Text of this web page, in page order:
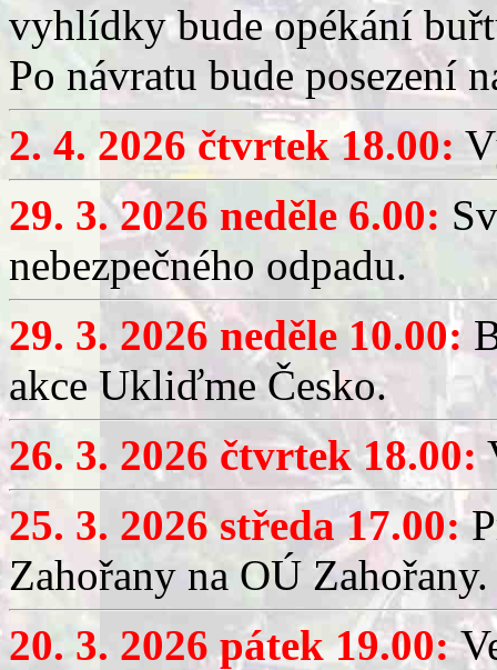
vyhlídky bude opékání
Po návratu bude posezení
2. 4. 2026 čtvrtek 18.00:
29. 3. 2026 neděle 6.00:
nebezpečného odpadu.
29. 3. 2026 neděle 10.00:
akce Ukliďme Česko.
26. 3. 2026 čtvrtek 18.00:
25. 3. 2026 středa 17.00:
Zahořany na OÚ Zahořany.
20. 3. 2026 pátek 19.00: